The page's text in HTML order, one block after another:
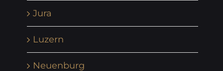
Jura
Luzern
Neuenburg